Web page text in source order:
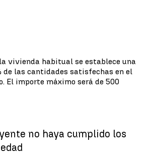
vivienda habitual se establece una
de las cantidades satisfechas en el
El importe máximo será de 500
no haya cumplido los